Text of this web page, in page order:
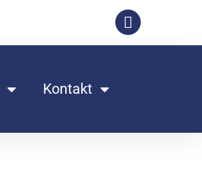
Kontakt